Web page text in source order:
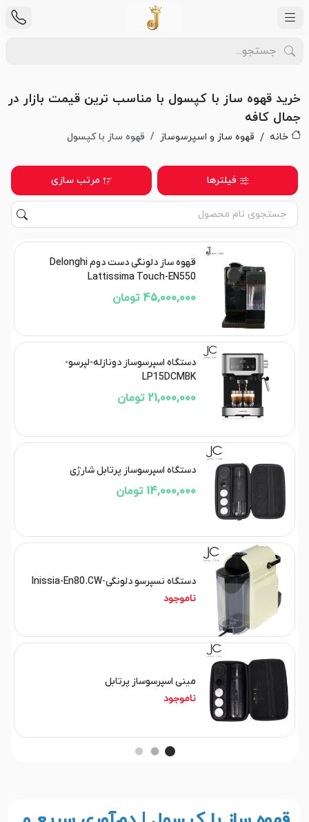
خرید قهوه ساز با کپسول با مناسب ترین قیمت بازار در
جمال کافه
خانه قهوه ساز و اسپرسوساز قهوه ساز با کپسول
فیلترها مرتب سازی
قهوه ساز دلونگی دست دوم Delonghi
Lattissima Touch-EN550
45,000,000 تومان
دستگاه اسپرسوساز دونازله-لپرسو-
LP15DCMBK
21,000,000 تومان
دستگاه اسپرسوساز پرتابل شارژی
14,000,000 تومان
دستگاه نسپرسو دلونگی-Inissia-En80.CW
ناموجود
مینی اسپرسوساز پرتابل
ناموجود